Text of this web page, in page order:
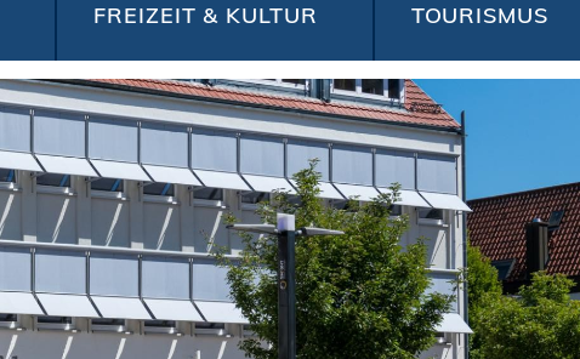
FREIZEIT & KULTUR TOURISMUS